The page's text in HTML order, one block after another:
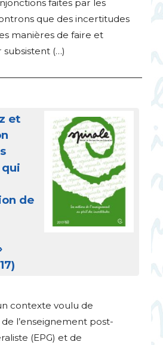
faites par les
que des incertitudes
manières de faire et
(…)
et
de
contexte voulu de
l’enseignement post-
(EPG) et de